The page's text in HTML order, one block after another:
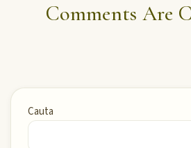
Comments Are
Cauta